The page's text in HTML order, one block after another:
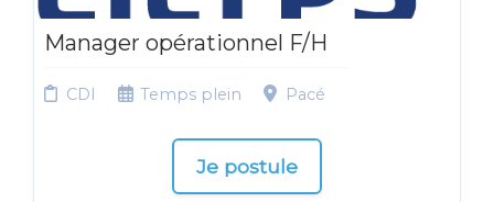
Manager opérationnel F/H
CDI Temps plein Pacé
Je postule